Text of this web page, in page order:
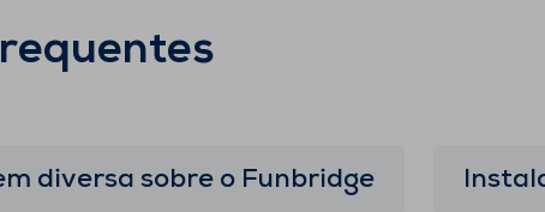
diversa sobre o Funbridge